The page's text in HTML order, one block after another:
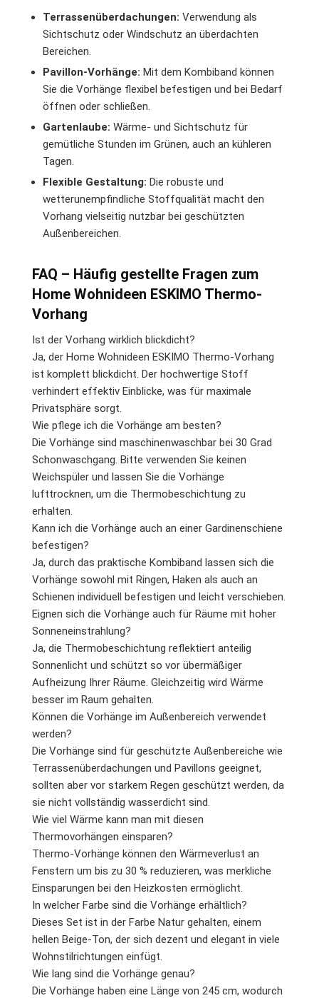
Terrassenüberdachungen: Verwendung als
Sichtschutz oder Windschutz an überdachten
Bereichen.
Pavillon-Vorhänge: Mit dem Kombiband können
Sie die Vorhänge flexibel befestigen und bei Bedarf
öffnen oder schließen.
Gartenlaube: Wärme- und Sichtschutz für
gemütliche Stunden im Grünen, auch an kühleren
Tagen.
Flexible Gestaltung: Die robuste und
wetterunempfindliche Stoffqualität macht den
Vorhang vielseitig nutzbar bei geschützten
Außenbereichen.
FAQ – Häufig gestellte Fragen zum
Home Wohnideen ESKIMO Thermo-
Vorhang
Ist der Vorhang wirklich blickdicht?
Ja, der Home Wohnideen ESKIMO Thermo-Vorhang
ist komplett blickdicht. Der hochwertige Stoff
verhindert effektiv Einblicke, was für maximale
Privatsphäre sorgt.
Wie pflege ich die Vorhänge am besten?
Die Vorhänge sind maschinenwaschbar bei 30 Grad
Schonwaschgang. Bitte verwenden Sie keinen
Weichspüler und lassen Sie die Vorhänge
lufttrocknen, um die Thermobeschichtung zu
erhalten.
Kann ich die Vorhänge auch an einer Gardinenschiene
befestigen?
Ja, durch das praktische Kombiband lassen sich die
Vorhänge sowohl mit Ringen, Haken als auch an
Schienen individuell befestigen und leicht verschieben.
Eignen sich die Vorhänge auch für Räume mit hoher
Sonneneinstrahlung?
Ja, die Thermobeschichtung reflektiert anteilig
Sonnenlicht und schützt so vor übermäßiger
Aufheizung Ihrer Räume. Gleichzeitig wird Wärme
besser im Raum gehalten.
Können die Vorhänge im Außenbereich verwendet
werden?
Die Vorhänge sind für geschützte Außenbereiche wie
Terrassenüberdachungen und Pavillons geeignet,
sollten aber vor starkem Regen geschützt werden, da
sie nicht vollständig wasserdicht sind.
Wie viel Wärme kann man mit diesen
Thermovorhängen einsparen?
Thermo-Vorhänge können den Wärmeverlust an
Fenstern um bis zu 30 % reduzieren, was merkliche
Einsparungen bei den Heizkosten ermöglicht.
In welcher Farbe sind die Vorhänge erhältlich?
Dieses Set ist in der Farbe Natur gehalten, einem
hellen Beige-Ton, der sich dezent und elegant in viele
Wohnstilrichtungen einfügt.
Wie lang sind die Vorhänge genau?
Die Vorhänge haben eine Länge von 245 cm, wodurch